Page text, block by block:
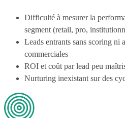
Difficulté à mesurer la
segment (retail, pro,
Leads entrants sans scoring ni
commerciales
ROI et coût par lead peu
Nurturing inexistant sur des